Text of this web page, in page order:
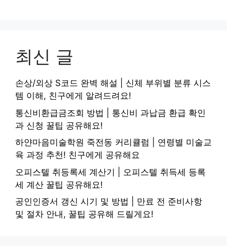
최신 글
손상/외상 S코드 완벽 해설 | 신체 부위별 분류 시스
템 이해, 친구에게 알려드려요!
통신비환급금조회 방법 | 통신비 과납금 환급 확인
과 신청 꿀팁 공유해요!
하얀마음미술학원 죽전동 커리큘럼 | 연령별 미술교
육 과정 추천! 친구에게 공유해요
오피스텔 취등록세 계산기 | 오피스텔 취득세 등록
세 계산 꿀팁 공유해요!
공인인증서 갱신 시기 및 방법 | 만료 전 준비사항
및 절차 안내, 꿀팁 공유해 드릴게요!